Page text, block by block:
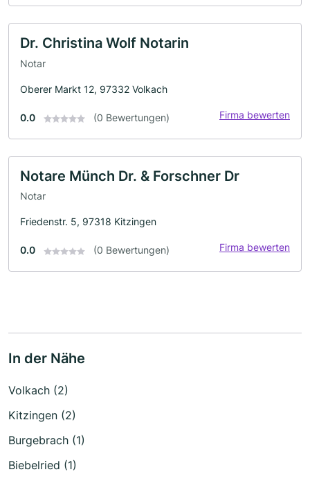
Dr. Christina Wolf Notarin
Notar
Oberer Markt 12, 97332 Volkach
0.0 (0 Bewertungen) Firma bewerten
Notare Münch Dr. & Forschner Dr
Notar
Friedenstr. 5, 97318 Kitzingen
0.0 (0 Bewertungen) Firma bewerten
In der Nähe
Volkach (2)
Kitzingen (2)
Burgebrach (1)
Biebelried (1)